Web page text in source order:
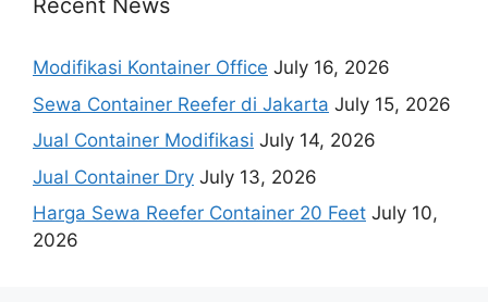
Recent News
Modifikasi Kontainer Office July 16, 2026
Sewa Container Reefer di Jakarta July 15, 2026
Jual Container Modifikasi July 14, 2026
Jual Container Dry July 13, 2026
Harga Sewa Reefer Container 20 Feet July 10,
2026